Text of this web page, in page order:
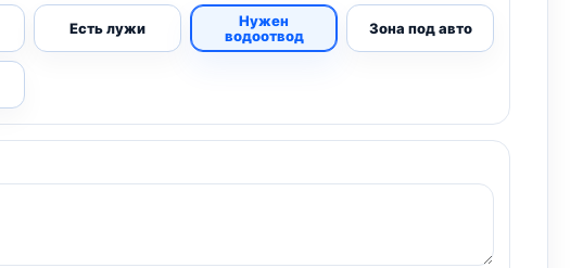
Есть лужи
Нужен
водоотвод
Зона под авто